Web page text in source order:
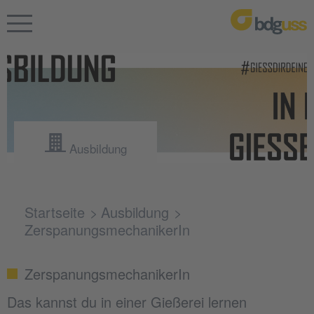
Ausbildung
Startseite
Ausbildung
ZerspanungsmechanikerIn
ZerspanungsmechanikerIn
Das kannst du in einer Gießerei lernen